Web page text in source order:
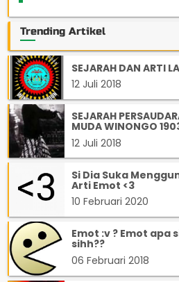
Trending Artikel
SEJARAH DAN ARTI
12 Juli 2018
SEJARAH
MUDA WINONGO
12 Juli 2018
Si Dia Suka
Arti Emot <3
10 Februari 2020
Emot :v ? Emot apa
sihh??
06 Februari 2018